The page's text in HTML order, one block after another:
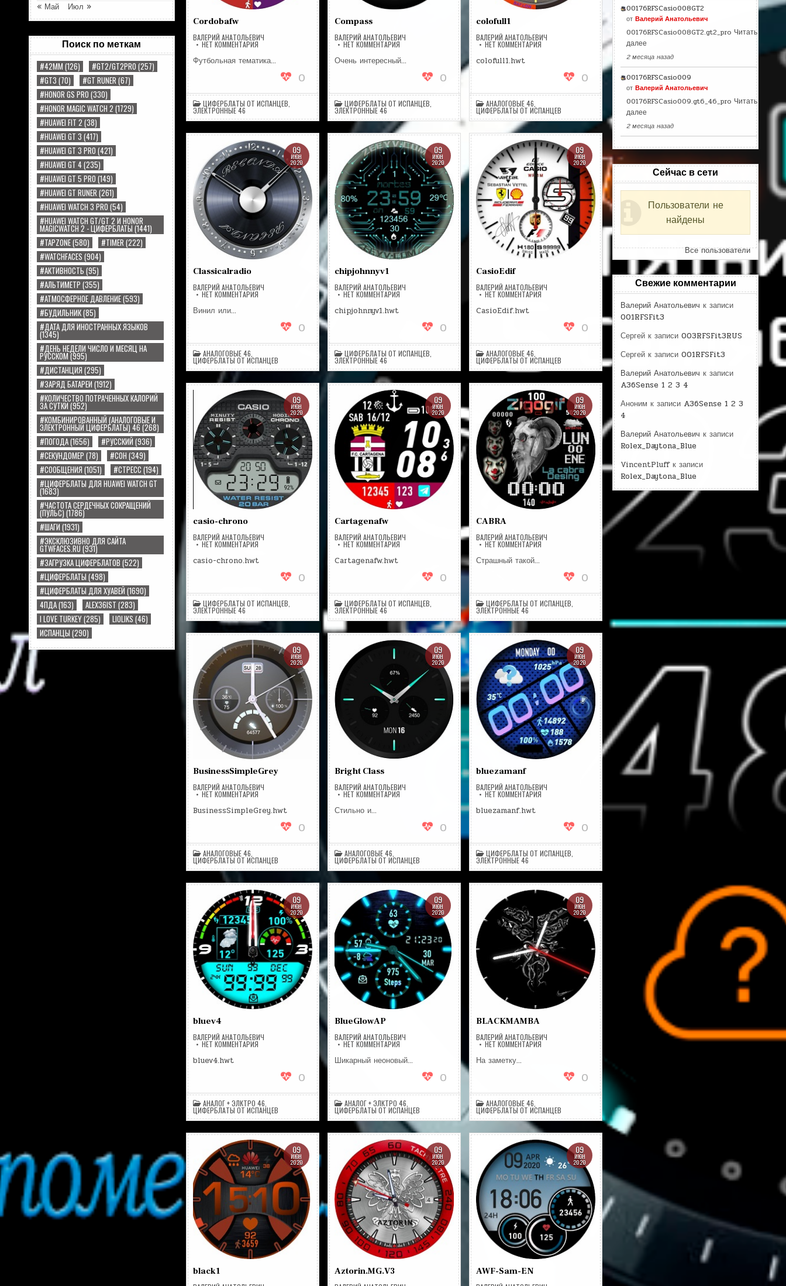
« Май
Июл »
Поиск по меткам
#42MM (126) #GT2/GT2PRO (257)
#GT3 (70) #GT RUNER (67)
#HONOR GS PRO (330)
#HONOR MAGIC WATCH 2 (1729)
#HUAWEI FIT 2 (38)
#HUAWEI GT 3 (417)
#HUAWEI GT 3 PRO (421)
#HUAWEI GT 4(235)
#HUAWEI GT 5 PRO (149)
#HUAWEI GT RUNER (261)
#HUAWEI WATCH 3 PRO (54)
#HUAWEI WATCH GT/GT 2 И HONOR
MAGICWATCH 2 - ЦИФЕРБЛАТЫ(1441)
#TAPZONE(580) #TIMER (222)
#WATCHFACES (904)
#АКТИВНОСТЬ (95)
#АЛЬТИМЕТР (355)
#АТМОСФЕРНОЕ ДАВЛЕНИЕ(593)
#БУДИЛЬНИК(85)
#ДАТА ДЛЯ ИНОСТРАННЫХ ЯЗЫКОВ
(1345)
#ДЕНЬ НЕДЕЛИ ЧИСЛО И МЕСЯЦ НА
РУССКОМ(995)
#ДИСТАНЦИЯ (295)
#ЗАРЯД БАТАРЕИ (1912)
#КОЛИЧЕСТВО ПОТРАЧЕННЫХ КАЛОРИЙ
ЗА СУТКИ(952)
#КОМБИНИРОВАННЫЙ (АНАЛОГОВЫЕ И
ЭЛЕКТРОННЫЙ ЦИФЕРБЛАТЫ) 46(268)
#ПОГОДА(1656) #РУССКИЙ (936)
#СЕКУНДОМЕР (78) #СОН (349)
#СООБЩЕНИЯ (1051) #СТРЕСС (194)
#ЦИФЕРБЛАТЫ ДЛЯ HUAWEI WATCH GT
(1683)
#ЧАСТОТА СЕРДЕЧНЫХ СОКРАЩЕНИЙ
(ПУЛЬС)(1786)
#ШАГИ (1931)
#ЭКСКЛЮЗИВНО ДЛЯ САЙТА
GTWFACES.RU(931)
#ЗАГРУЗКА ЦИФЕРБЛАТОВ (522)
#ЦИФЕРБЛАТЫ (498)
#ЦИФЕРБЛАТЫ ДЛЯ ХУАВЕЙ (1690)
4ПДА(163) ALEX36IST (283)
I LOVE TURKEY(285) LIOLIKS (46)
ИСПАНЦЫ (290)
Cordobafw
ВАЛЕРИЙ АНАТОЛЬЕВИЧ
НЕТ КОММЕНТАРИЯНА
CORDOBAFW
Футбольная тематика…
0
ЦИФЕРБЛАТЫ ОТ ИСПАНЦЕВ
ЭЛЕКТРОННЫЕ 46
Compass
ВАЛЕРИЙ АНАТОЛЬЕВИЧ
НЕТ КОММЕНТАРИЯНА
COMPASS
Очень интересный…
0
ЦИФЕРБЛАТЫ ОТ ИСПАНЦЕВ
ЭЛЕКТРОННЫЕ 46
colofull1
ВАЛЕРИЙ АНАТОЛЬЕВИЧ
НЕТ КОММЕНТАРИЯНА
colofull1.hwt
0
АНАЛОГОВЫЕ 46
ЦИФЕРБЛАТЫ ОТ ИСПАНЦЕВ
09
ИЮН
2020
Classicalradio
ВАЛЕРИЙ АНАТОЛЬЕВИЧ
НЕТ КОММЕНТАРИЯНА
CLASSICALRADIO
Винил или…
0
АНАЛОГОВЫЕ 46
ЦИФЕРБЛАТЫ ОТ ИСПАНЦЕВ
09
ИЮН
2020
chipjohnnyv1
ВАЛЕРИЙ АНАТОЛЬЕВИЧ
НЕТ КОММЕНТАРИЯНА
CHIPJOHNNYV1
chipjohnnyv1.hwt
0
ЦИФЕРБЛАТЫ ОТ ИСПАНЦЕВ
ЭЛЕКТРОННЫЕ 46
09
ИЮН
2020
CasioEdif
ВАЛЕРИЙ АНАТОЛЬЕВИЧ
НЕТ КОММЕНТАРИЯНА
CasioEdif.hwt
0
АНАЛОГОВЫЕ 46
ЦИФЕРБЛАТЫ ОТ ИСПАНЦЕВ
09
ИЮН
2020
casio-chrono
ВАЛЕРИЙ АНАТОЛЬЕВИЧ
НЕТ КОММЕНТАРИЯНА
CASIO-
CHRONO
casio-chrono.hwt
0
ЦИФЕРБЛАТЫ ОТ ИСПАНЦЕВ
ЭЛЕКТРОННЫЕ 46
09
ИЮН
2020
Cartagenafw
ВАЛЕРИЙ АНАТОЛЬЕВИЧ
НЕТ КОММЕНТАРИЯНА
CARTAGENAFW
Cartagenafw.hwt
0
ЦИФЕРБЛАТЫ ОТ ИСПАНЦЕВ
ЭЛЕКТРОННЫЕ 46
09
ИЮН
2020
CABRA
ВАЛЕРИЙ АНАТОЛЬЕВИЧ
НЕТ КОММЕНТАРИЯНА
Страшный такой…
0
ЦИФЕРБЛАТЫ ОТ ИСПАНЦЕВ
ЭЛЕКТРОННЫЕ 46
09
ИЮН
2020
BusinessSimpleGrey
ВАЛЕРИЙ АНАТОЛЬЕВИЧ
НЕТ КОММЕНТАРИЯНА
BUSINESSSIMPLEGREY
BusinessSimpleGrey.hwt
0
АНАЛОГОВЫЕ 46
ЦИФЕРБЛАТЫ ОТ ИСПАНЦЕВ
09
ИЮН
2020
Bright Class
ВАЛЕРИЙ АНАТОЛЬЕВИЧ
НЕТ КОММЕНТАРИЯНА
BRIGHT
Стильно и…
0
АНАЛОГОВЫЕ 46
ЦИФЕРБЛАТЫ ОТ ИСПАНЦЕВ
09
ИЮН
2020
bluezamanf
ВАЛЕРИЙ АНАТОЛЬЕВИЧ
НЕТ КОММЕНТАРИЯНА
bluezamanf.hwt
0
ЦИФЕРБЛАТЫ ОТ ИСПАНЦЕВ
ЭЛЕКТРОННЫЕ 46
09
ИЮН
2020
bluev4
ВАЛЕРИЙ АНАТОЛЬЕВИЧ
НЕТ КОММЕНТАРИЯНА
BLUEV4
bluev4.hwt
0
АНАЛОГ + ЭЛКТРО 46
ЦИФЕРБЛАТЫ ОТ ИСПАНЦЕВ
09
ИЮН
2020
BlueGlowAP
ВАЛЕРИЙ АНАТОЛЬЕВИЧ
НЕТ КОММЕНТАРИЯНА
BLUEGLOWAP
Шикарный неоновый…
0
АНАЛОГ + ЭЛКТРО 46
ЦИФЕРБЛАТЫ ОТ ИСПАНЦЕВ
09
ИЮН
2020
BLACKMAMBA
ВАЛЕРИЙ АНАТОЛЬЕВИЧ
НЕТ КОММЕНТАРИЯНА
На заметку…
0
АНАЛОГОВЫЕ 46
ЦИФЕРБЛАТЫ ОТ ИСПАНЦЕВ
09
ИЮН
2020
black1
09
ИЮН
2020
Aztorin.MG.V3
09
ИЮН
2020
AWF-Sam-EN
00176RFSCasio008GT2
от Валерий Анатольевич
00176RFSCasio008GT2.gt2_pro Читать
далее
2 месяца назад
00176RFSCasio009
от Валерий Анатольевич
00176RFSCasio009.gt6_46_pro Читать
далее
2 месяца назад
Сейчас в сети
Пользователи не
найдены
Все пользователи
Свежие комментарии
Валерий Анатольевич к записи
001RFSFit3
Сергей к записи 003RFSFit3RUS
Сергей к записи 001RFSFit3
Валерий Анатольевич к записи
A36Sense 1 2 3 4
Аноним к записи A36Sense 1 2 3
4
Валерий Анатольевич к записи
Rolex_Daytona_Blue
VincentPluffк записи
Rolex_Daytona_Blue